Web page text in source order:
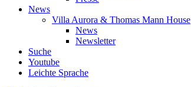
News
Villa Aurora & Thomas Mann House
News
Newsletter
Suche
Youtube
Leichte Sprache